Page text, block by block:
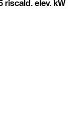
riscald. elev. kW